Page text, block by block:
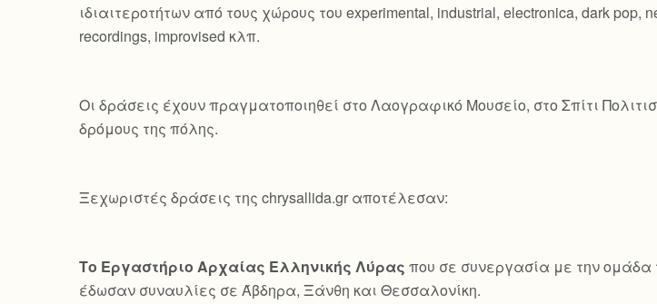
ιδιαιτεροτήτων από τους χώρους του experimental, industrial, electronica, dark pop,
recordings, improvised κλπ.
Οι δράσεις έχουν πραγματοποιηθεί στο Λαογραφικό Μουσείο, στο Σπίτι
δρόμους της πόλης.
Ξεχωριστές δράσεις της chrysallida.gr αποτέλεσαν:
Το Εργαστήριο Αρχαίας Ελληνικής Λύρας που σε συνεργασία με την ομάδα
έδωσαν συναυλίες σε Άβδηρα, Ξάνθη και Θεσσαλονίκη.